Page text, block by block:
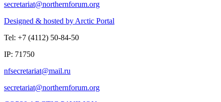
Designed & hosted by Arctic Portal
Tel: +7 (4112) 50-84-50
IP: 71750